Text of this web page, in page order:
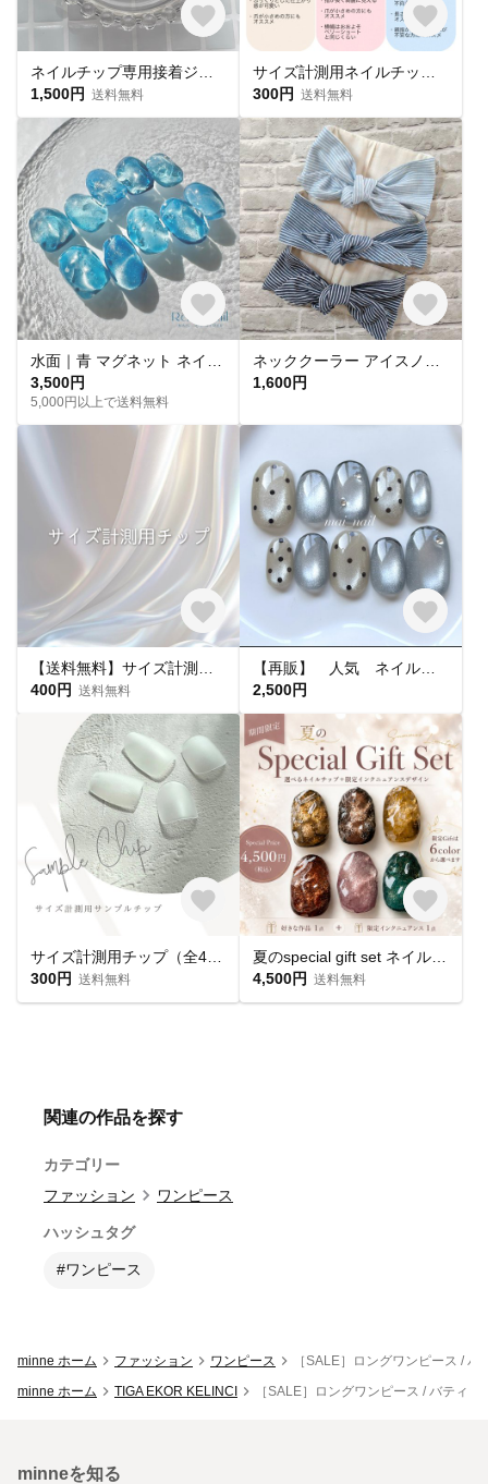
1,500円 送料無料
300円 送料無料
3,500円
5,000円以上で送料無料
1,600円
400円 送料無料
2,500円
300円 送料無料
4,500円 送料無料
関連の作品を探す
カテゴリー
ファッション
ワンピース
ハッシュタグ
#ワンピース
minne ホーム ファッション ワンピース
［SALE］ロングワンピース / バ
minne ホーム
TIGA EKOR KELINCI ［SALE］ロングワンピース / バティッ
minneを知る